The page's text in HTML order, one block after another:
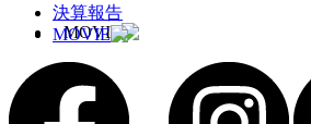
MOVIE
決算報告
MOVIE